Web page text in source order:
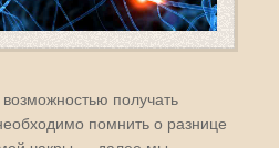
получать
помнить о разнице